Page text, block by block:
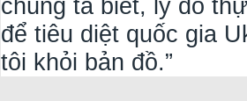
để tiêu diệt quốc gia
tôi khỏi bản đồ.”